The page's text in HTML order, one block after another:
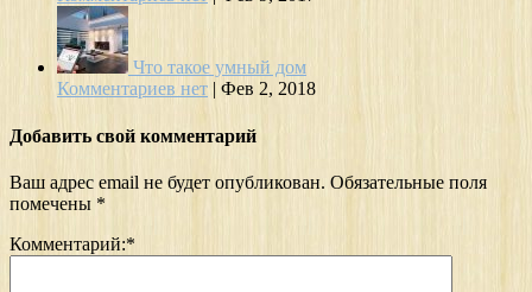
Что такое умный дом
Комментариев нет | Фев 2, 2018
Добавить свой комментарий
Ваш адрес email не будет опубликован. Обязательные поля
помечены *
Комментарий:*